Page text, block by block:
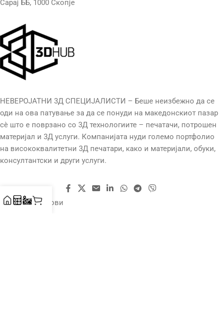
Сарај ББ, 1000 Скопје
НЕВЕРОЈАТНИ 3Д СПЕЦИЈАЛИСТИ – Беше неизбежно да се
оди на ова патување за да се понуди на македонскиот пазар
сè што е поврзано со 3Д технологиите – печатачи, потрошен
материјал и 3Д услуги. Компанијата нуди големо портфолио
на висококвалитетни 3Д печатари, како и материјали, обуки,
консултантски и други услуги.
Корисни линкови